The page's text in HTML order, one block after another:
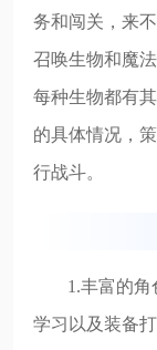
务和闯关，来
召唤生物和魔
每种生物都有
的具体情况，
行战斗。
1.丰富的
学习以及装备